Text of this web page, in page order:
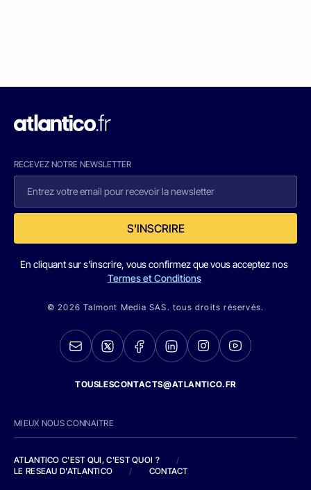
RECEVEZ NOTRE NEWSLETTER
S'INSCRIRE
En cliquant sur s'inscrire, vous confirmez que vous acceptez nos
Termes et Conditions
© 2026 Talmont Media SAS. tous droits réservés.
TOUSLESCONTACTS@ATLANTICO.FR
MIEUX NOUS CONNAITRE
ATLANTICO C'EST QUI, C'EST QUOI ?
/
LE RESEAU D'ATLANTICO
/ CONTACT